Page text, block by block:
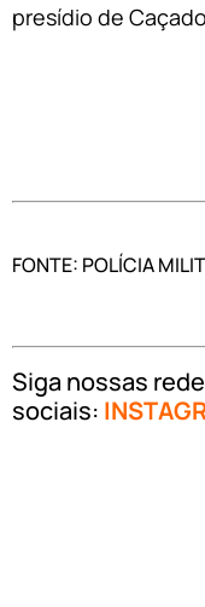
presídio de
FONTE: POLÍCIA
Siga nossas
sociais: